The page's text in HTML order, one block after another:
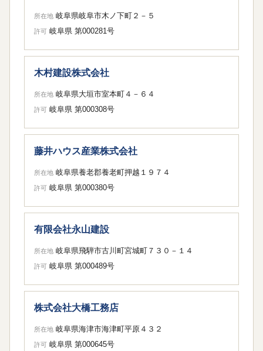
所在地 岐阜県岐阜市木ノ下町２－５
許可 岐阜県 第000281号
木村建設株式会社
所在地 岐阜県大垣市室本町４－６４
許可 岐阜県 第000308号
藤井ハウス産業株式会社
所在地 岐阜県養老郡養老町押越１９７４
許可 岐阜県 第000380号
有限会社永山建設
所在地 岐阜県飛騨市古川町宮城町７３０－１４
許可 岐阜県 第000489号
株式会社大橋工務店
所在地 岐阜県海津市海津町平原４３２
許可 岐阜県 第000645号